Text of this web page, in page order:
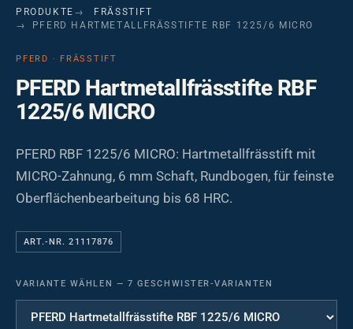
PRODUKTE
FRÄSSTIFT
PFERD HARTMETALLFRÄSSTIFTE RBF 1225/6 MICRO
PFERD · FRÄSSTIFT
PFERD Hartmetallfrässtifte RBF
1225/6 MICRO
PFERD RBF 1225/6 MICRO: Hartmetallfrässtift mit
MICRO-Zahnung, 6 mm Schaft, Rundbogen, für feinste
Oberflächenbearbeitung bis 68 HRC.
ART.-NR. 21117876
VARIANTE WÄHLEN — 7 GESCHWISTER-VARIANTEN